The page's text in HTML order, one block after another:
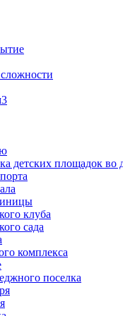
детских площадок
клуба
сада
комплекса
поселка